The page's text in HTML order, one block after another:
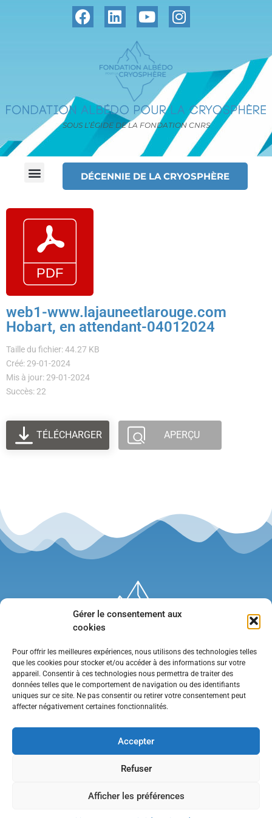
Gérer le consentement aux
cookies
Pour offrir les meilleures expériences, nous utilisons des technologies telles
que les cookies pour stocker et/ou accéder à des informations sur votre
appareil. Consentir à ces technologies nous permettra de traiter des
données telles que le comportement de navigation ou des identifiants
uniques sur ce site. Ne pas consentir ou retirer votre consentement peut
affecter négativement certaines fonctionnalités.
Accepter
Refuser
Afficher les préférences
SOUS L’ÉGIDE DE LA FONDATION CNRS
DÉCENNIE DE LA CRYOSPHÈRE
web1-www.lajauneetlarouge.com
Hobart, en attendant-04012024
Taille du fichier: 44.27 KB
Créé: 29-01-2024
Mis à jour: 29-01-2024
Succès: 22
TÉLÉCHARGER APERÇU
•Contact